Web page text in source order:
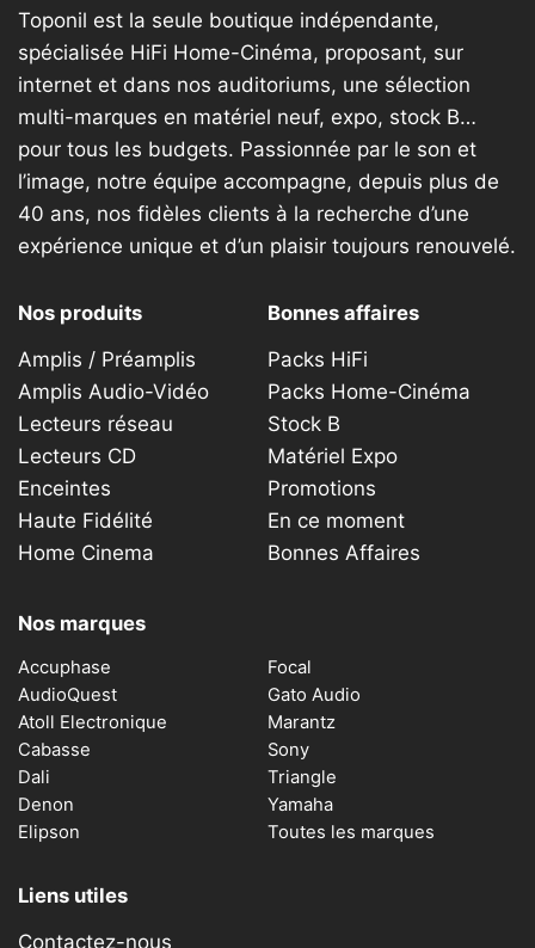
Toponil est la seule boutique indépendante,
spécialisée HiFi Home-Cinéma, proposant, sur
internet et dans nos auditoriums, une sélection
multi-marques en matériel neuf, expo, stock B…
pour tous les budgets. Passionnée par le son et
l’image, notre équipe accompagne, depuis plus de
40 ans, nos fidèles clients à la recherche d’une
expérience unique et d’un plaisir toujours renouvelé.
Nos produits
Amplis / Préamplis
Amplis Audio-Vidéo
Lecteurs réseau
Lecteurs CD
Enceintes
Haute Fidélité
Home Cinema
Bonnes affaires
Packs HiFi
Packs Home-Cinéma
Stock B
Matériel Expo
Promotions
En ce moment
Bonnes Affaires
Nos marques
Accuphase
AudioQuest
Atoll Electronique
Cabasse
Dali
Denon
Elipson
Focal
Gato Audio
Marantz
Sony
Triangle
Yamaha
Toutes les marques
Liens utiles
Contactez-nous